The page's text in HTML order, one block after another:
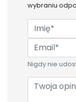
wybraniu
Nigdy nie